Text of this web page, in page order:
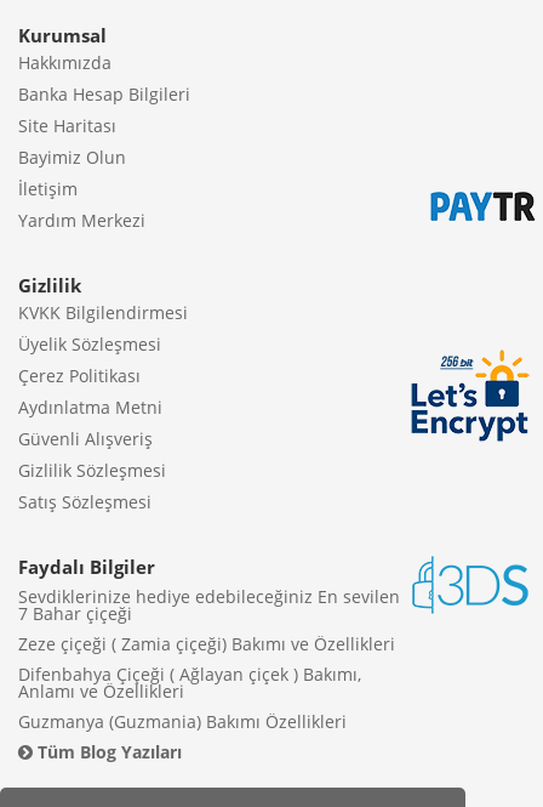
Kurumsal
Hakkımızda
Banka Hesap Bilgileri
Site Haritası
Bayimiz Olun
İletişim
Yardım Merkezi
Gizlilik
KVKK Bilgilendirmesi
Üyelik Sözleşmesi
Çerez Politikası
Aydınlatma Metni
Güvenli Alışveriş
Gizlilik Sözleşmesi
Satış Sözleşmesi
Faydalı Bilgiler
Sevdiklerinize hediye edebileceğiniz En sevilen
7 Bahar çiçeği
Zeze çiçeği ( Zamia çiçeği) Bakımı ve Özellikleri
Difenbahya Çiçeği ( Ağlayan çiçek ) Bakımı,
Anlamı ve Özellikleri
Guzmanya (Guzmania) Bakımı Özellikleri
Tüm Blog Yazıları